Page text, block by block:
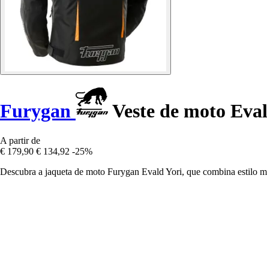
Furygan Veste de moto
A partir de
€ 179,90 € 134,92 -25%
Descubra a jaqueta de moto Furygan Evald Yori, que combina estilo